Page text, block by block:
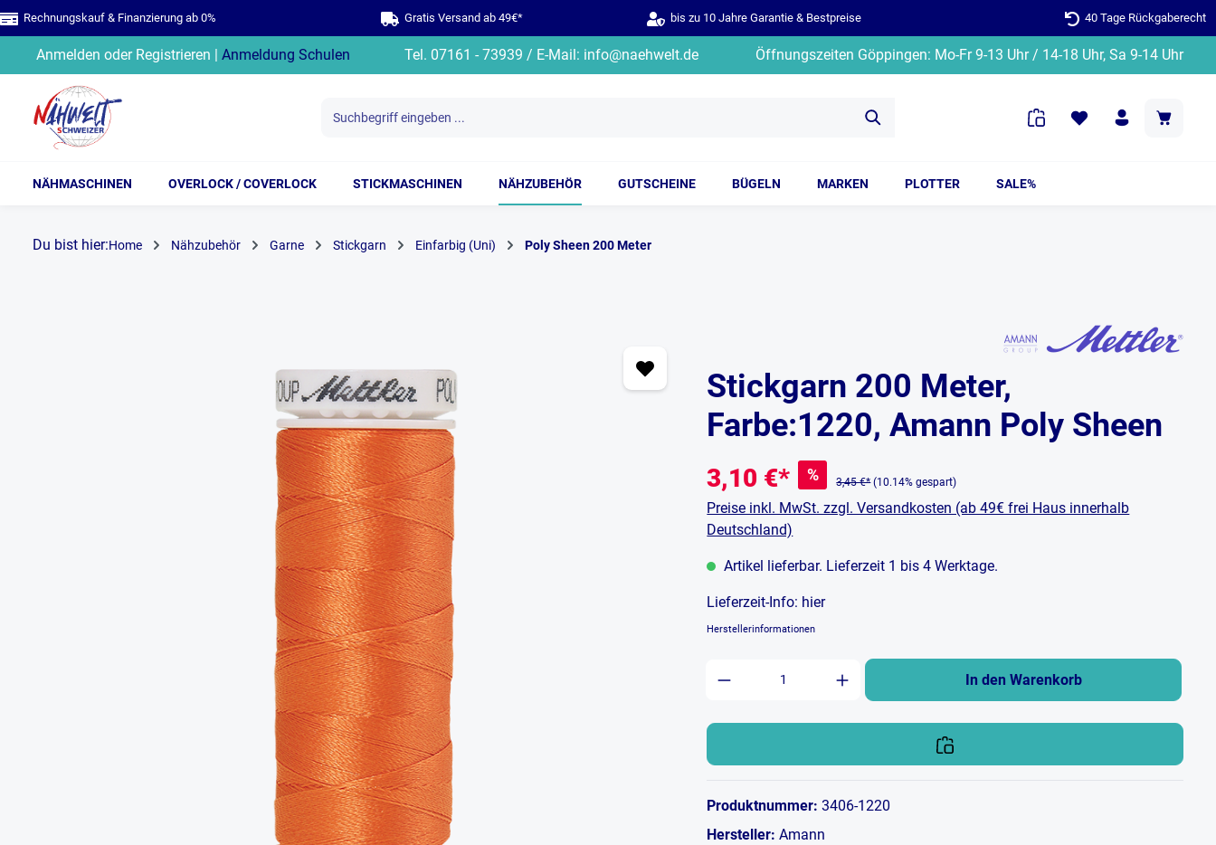
Zur Hauptnavigation springen
Rechnungskauf & Finanzierung ab 0% Gratis Versand ab 49€* bis zu 10 Jahre Garantie & Bestpreise 40 Tage Rückgaberecht
Anmelden oder Registrieren | Anmeldung Schulen Tel. 07161 - 73939 / E-Mail: info@naehwelt.de Öffnungszeiten Göppingen: Mo-Fr 9-13 Uhr / 14-18 Uhr, Sa 9-14 Uhr
NÄHMASCHINEN OVERLOCK / COVERLOCK STICKMASCHINEN NÄHZUBEHÖR GUTSCHEINE BÜGELN MARKEN PLOTTER SALE%
Du bist hier:Home Nähzubehör Garne Stickgarn Einfarbig (Uni) Poly Sheen 200 Meter
Stickgarn 200 Meter,
Farbe:1220, Amann Poly Sheen
3,10 €* % 3,45 €* (10.14% gespart)
Preise inkl. MwSt. zzgl. Versandkosten (ab 49€ frei Haus innerhalb
Deutschland)
Artikel lieferbar. Lieferzeit 1 bis 4 Werktage.
Lieferzeit-Info: hier
Herstellerinformationen
Produkt Anzahl: Gib den gewünschten Wert ein
In den Warenkorb
Produktnummer:3406-1220
Hersteller:Amann